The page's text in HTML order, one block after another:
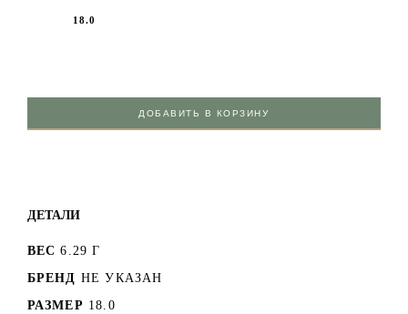
18.0
ДОБАВИТЬ В КОРЗИНУ
ДЕТАЛИ
ВЕС 6.29 Г
БРЕНД НЕ УКАЗАН
РАЗМЕР 18.0